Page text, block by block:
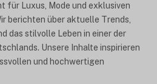
für Luxus, Mode und exklusiven
berichten über aktuelle Trends,
das stilvolle Leben in einer der
Unsere Inhalte inspirieren
und hochwertigen